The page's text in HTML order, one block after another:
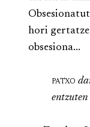
hori
obsesiona...
patxo
entzuten